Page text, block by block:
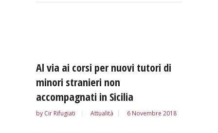
Al via ai corsi per nuovi tutori di
minori stranieri non
accompagnati in Sicilia
by Cir Rifugiati Attualità 6 Novembre 2018